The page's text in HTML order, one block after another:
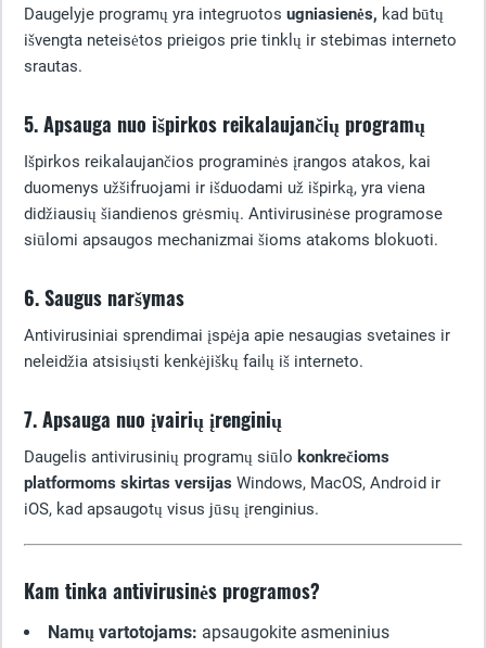
Daugelyje programų yra integruotos ugniasienės, kad būtų
išvengta neteisėtos prieigos prie tinklų ir stebimas interneto
srautas.
5. Apsauga nuo išpirkos reikalaujančių programų
Išpirkos reikalaujančios programinės įrangos atakos, kai
duomenys užšifruojami ir išduodami už išpirką, yra viena
didžiausių šiandienos grėsmių. Antivirusinėse programose
siūlomi apsaugos mechanizmai šioms atakoms blokuoti.
6. Saugus naršymas
Antivirusiniai sprendimai įspėja apie nesaugias svetaines ir
neleidžia atsisiųsti kenkėjiškų failų iš interneto.
7. Apsauga nuo įvairių įrenginių
Daugelis antivirusinių programų siūlo konkrečioms
platformoms skirtas versijas Windows, MacOS, Android ir
iOS, kad apsaugotų visus jūsų įrenginius.
Kam tinka antivirusinės programos?
Namų vartotojams: apsaugokite asmeninius